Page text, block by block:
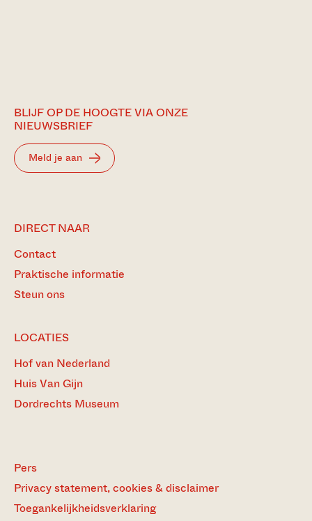
BLIJF OP DE HOOGTE VIA ONZE
NIEUWSBRIEF
Meld je aan
DIRECT NAAR
Contact
Praktische informatie
Steun ons
LOCATIES
Hof van Nederland
Huis Van Gijn
Dordrechts Museum
Pers
Privacy statement, cookies & disclaimer
Toegankelijkheidsverklaring